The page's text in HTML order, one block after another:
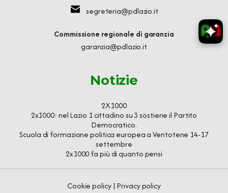
segreteria@pdlazio.it
Commissione regionale di garanzia
garanzia@pdlazio.it
Notizie
2X1000
2x1000: nel Lazio 1 cittadino su 3 sostiene il Partito
Democratico.
Scuola di formazione politica europea a Ventotene 14-17
settembre
2x1000 fa più di quanto pensi
Cookie policy| Privacy policy